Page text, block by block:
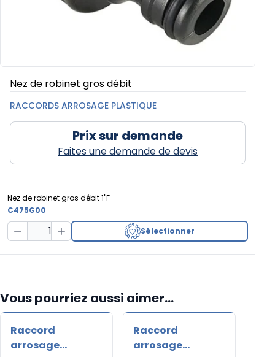
Nez de robinet gros débit
RACCORDS ARROSAGE PLASTIQUE
Prix sur demande
Faites une demande de devis
Nez de robinet gros débit 1"F
C475G00
Decrease QuantityIncrease QuantitySélectionner
Vous pourriez aussi aimer...
Raccord
arrosage
Raccord
arrosage